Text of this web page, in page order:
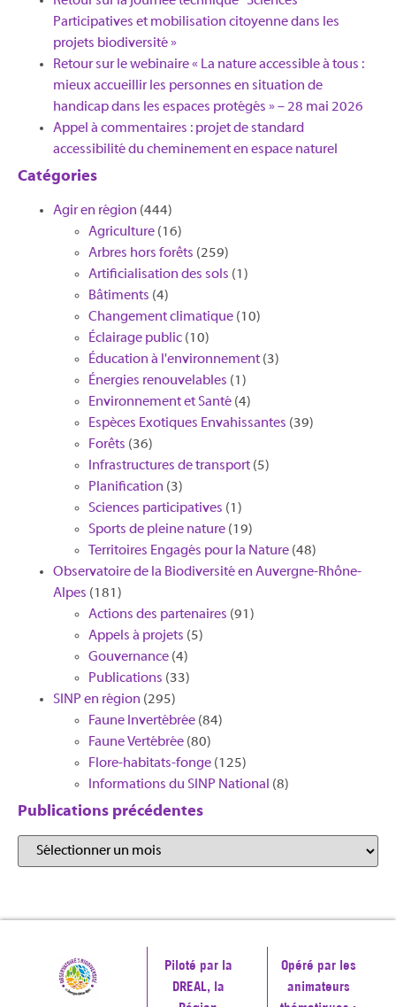
Participatives et mobilisation citoyenne dans les
projets biodiversité »
Retour sur le webinaire « La nature accessible à tous :
mieux accueillir les personnes en situation de
handicap dans les espaces protégés » – 28 mai 2026
Appel à commentaires : projet de standard
accessibilité du cheminement en espace naturel
Catégories
Agir en région (444)
Agriculture (16)
Arbres hors forêts (259)
Artificialisation des sols (1)
Bâtiments (4)
Changement climatique (10)
Éclairage public (10)
Éducation à l'environnement (3)
Énergies renouvelables (1)
Environnement et Santé (4)
Espèces Exotiques Envahissantes (39)
Forêts (36)
Infrastructures de transport (5)
Planification (3)
Sciences participatives (1)
Sports de pleine nature (19)
Territoires Engagés pour la Nature (48)
Observatoire de la Biodiversité en Auvergne-Rhône-
Alpes (181)
Actions des partenaires (91)
Appels à projets (5)
Gouvernance (4)
Publications (33)
SINP en région (295)
Faune Invertébrée (84)
Faune Vertébrée (80)
Flore-habitats-fonge (125)
Informations du SINP National (8)
Publications précédentes
Piloté par la
DREAL, la
Opéré par les
animateurs